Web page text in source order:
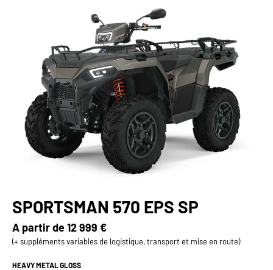
SPORTSMAN 570 EPS SP
A partir de12 999 €
(+ suppléments variables de logistique, transport et mise en route)
HEAVY METAL GLOSS